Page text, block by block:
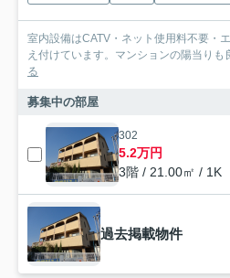
室内設備はCATV・ネット使用料不要・
え付けています。マンションの陽当りも
る
募集中の部屋
302
5.2万円
3階 / 21.00㎡ / 1K
過去掲載物件